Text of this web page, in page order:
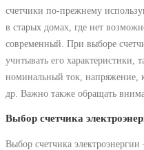
счетчики по-прежнему
в старых домах, где нет
современный. При выборе
учитывать его характеристики,
номинальный ток, напряжение,
др. Важно также обращать
Выбор счетчика
Выбор счетчика